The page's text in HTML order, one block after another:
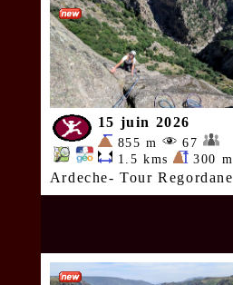
15 juin 2026
855 m
67
1.5 kms
300 m
Ardeche- Tour Regordane